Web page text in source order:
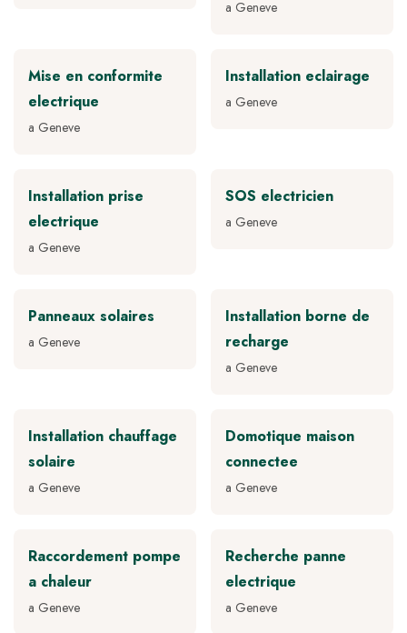
a Geneve
Mise en conformite
electrique
a Geneve
Installation eclairage
a Geneve
Installation prise
electrique
a Geneve
SOS electricien
a Geneve
Panneaux solaires
a Geneve
Installation borne de
recharge
a Geneve
Installation chauffage
solaire
a Geneve
Domotique maison
connectee
a Geneve
Raccordement pompe
a chaleur
a Geneve
Recherche panne
electrique
a Geneve